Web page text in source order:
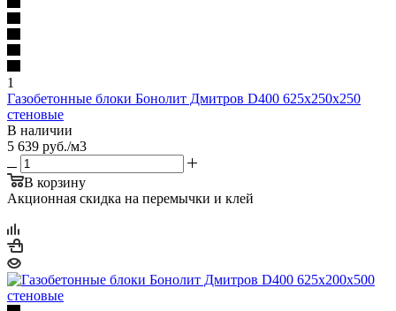
1
Газобетонные блоки Бонолит Дмитров D400 625х250х250
стеновые
В наличии
5 639 руб./м3
В корзину
Акционная скидка на перемычки и клей